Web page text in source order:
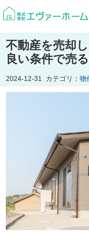
不動産を売却
良い条件で売
2024-12-31 カテゴリ： 物